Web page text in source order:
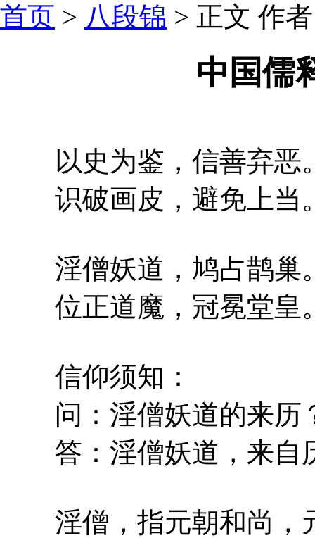
首页 > 八段锦 > 正文 作
中国儒
以史为鉴，信善弃恶
识破画皮，避免上当
淫僧妖道，鸠占鹊巢
位正道魔，冠冕堂皇
信仰须知：
问：淫僧妖道的来历
答：淫僧妖道，来自
淫僧，指元朝和尚，